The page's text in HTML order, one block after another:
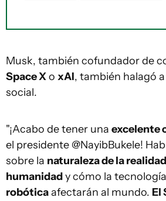
Musk, también cofundador de
Space Xo xAI, también halagó
social.
"¡Acabo de tener una excelente
el presidente @NayibBukele!
sobre la naturaleza de la realidad
humanidady cómo la
robóticaafectarán al mundo. El